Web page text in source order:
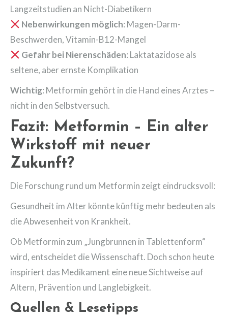
Langzeitstudien an Nicht-Diabetikern
Nebenwirkungen möglich: Magen-Darm-
Beschwerden, Vitamin-B12-Mangel
Gefahr bei Nierenschäden: Laktatazidose als
seltene, aber ernste Komplikation
Wichtig: Metformin gehört in die Hand eines Arztes –
nicht in den Selbstversuch.
Fazit: Metformin – Ein alter
Wirkstoff mit neuer
Zukunft?
Die Forschung rund um Metformin zeigt eindrucksvoll:
Gesundheit im Alter könnte künftig mehr bedeuten als
die Abwesenheit von Krankheit.
Ob Metformin zum „Jungbrunnen in Tablettenform“
wird, entscheidet die Wissenschaft. Doch schon heute
inspiriert das Medikament eine neue Sichtweise auf
Altern, Prävention und Langlebigkeit.
Quellen & Lesetipps